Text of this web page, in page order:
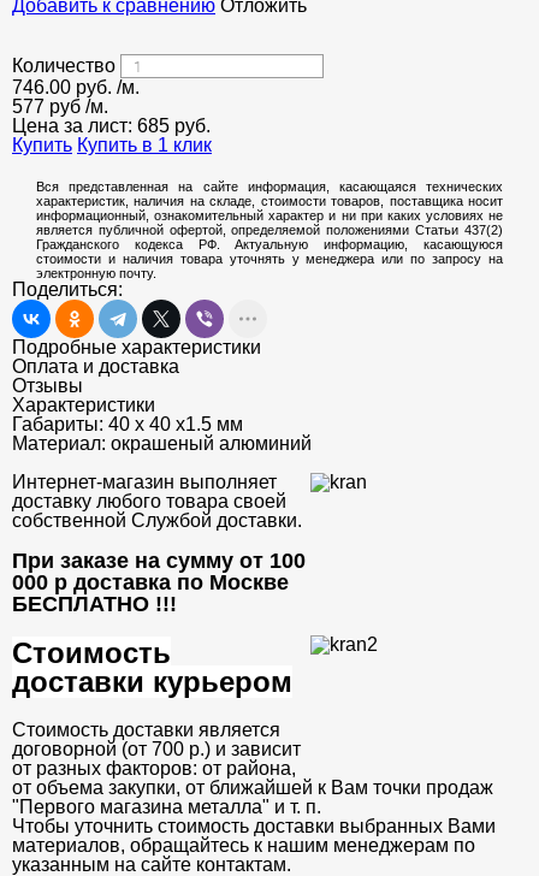
Добавить к сравнению Отложить
Количество
746.00 руб. /м.
577 руб /м.
Цена за лист: 685 руб.
Купить Купить в 1 клик
Вся представленная на сайте информация, касающаяся технических
характеристик, наличия на складе, стоимости товаров, поставщика носит
информационный, ознакомительный характер и ни при каких условиях не
является публичной офертой, определяемой положениями Статьи 437(2)
Гражданского кодекса РФ. Актуальную информацию, касающуюся
стоимости и наличия товара уточнять у менеджера или по запросу на
электронную почту.
Поделиться:
Подробные характеристики
Оплата и доставка
Отзывы
Характеристики
Габариты: 40 х 40 х1.5 мм
Материал: окрашеный алюминий
Интернет-магазин выполняет
доставку любого товара своей
собственной Службой доставки.
При заказе на сумму от 100
000 р доставка по Москве
БЕСПЛАТНО !!!
Стоимость
доставки курьером
Стоимость доставки является
договорной (от 700 р.) и зависит
от разных факторов: от района,
от объема закупки, от ближайшей к Вам точки продаж
"Первого магазина металла" и т. п.
Чтобы уточнить стоимость доставки выбранных Вами
материалов, обращайтесь к нашим менеджерам по
указанным на сайте контактам.